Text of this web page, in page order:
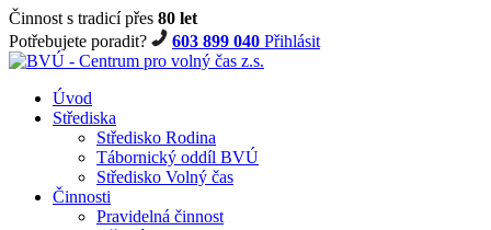
Činnost s tradicí přes 80 let
Potřebujete poradit?
603 899 040 Přihlásit
Úvod
Střediska
Středisko Rodina
Tábornický oddíl BVÚ
Středisko Volný čas
Činnosti
Pravidelná činnost